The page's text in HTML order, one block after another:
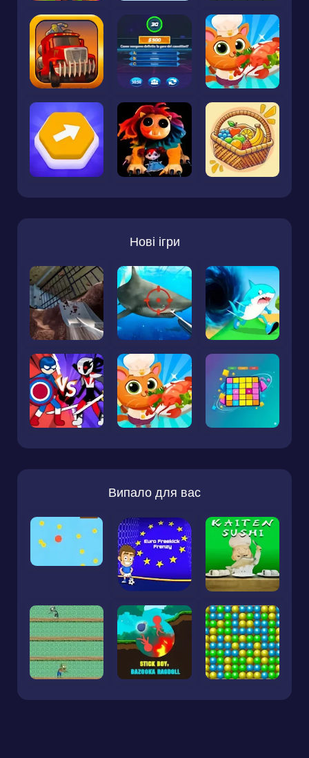
Нові ігри
Випало для вас